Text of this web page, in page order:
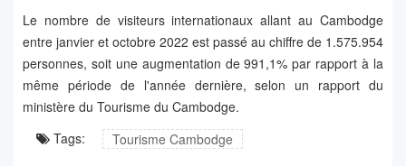
Le nombre de visiteurs internationaux allant au Cambodge
entre janvier et octobre 2022 est passé au chiffre de 1.575.954
personnes, soit une augmentation de 991,1% par rapport à la
même période de l'année dernière, selon un rapport du
ministère du Tourisme du Cambodge.
Tags:
Tourisme Cambodge